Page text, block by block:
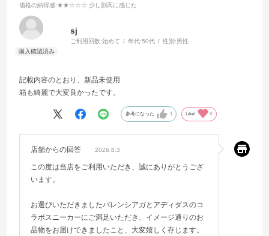
価格の納得感:★★☆☆☆ 少し割高に感じた
sj
ご利用回数:始めて 年代:50代 性別:男性
記載内容のとおり、新品未使用
箱も綺麗で大変良かったです。
参考になった 1 Like! 0
店舗からの回答 2026.8.3
この度は当店をご利用いただき、誠にありがとうござ
います。
お選びいただきましたバレンシアガとアディダスのコ
ラボスニーカーにご満足いただき、イメージ通りのお
品物をお届けできましたこと、大変嬉しく存じます。